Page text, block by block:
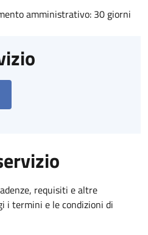
amministrativo: 30 giorni
requisiti e altre
i termini e le condizioni di